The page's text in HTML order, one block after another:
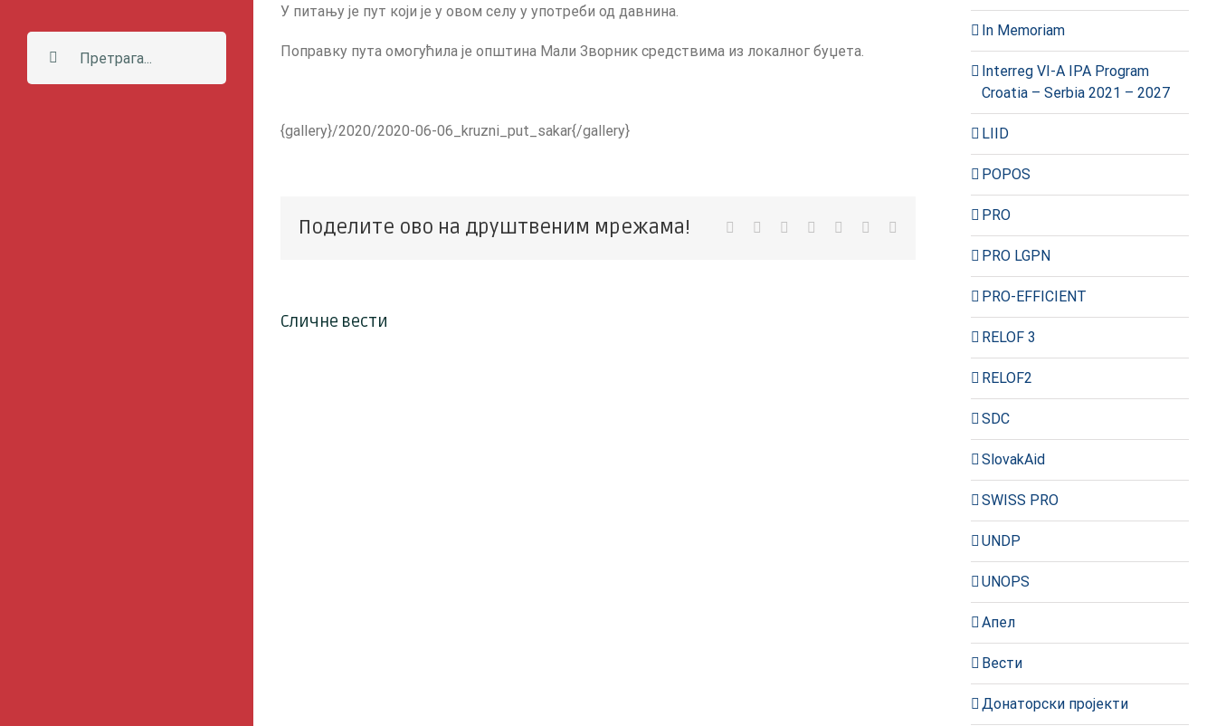
Претрага:
У питању је пут који је у овом селу у употреби од давнина.
Поправку пута омогућила је општина Мали Зворник средствима из локалног буџета.
{gallery}/2020/2020-06-06_kruzni_put_sakar{/gallery}
Поделите ово на друштвеним мрежама! Facebook
TwitterLinkedInWhatsAppPinterest
Сличне вести
In Memoriam
Interreg VI-A IPA Program
Croatia – Serbia 2021 – 2027
LIID
POPOS
PRO
PRO LGPN
PRO-EFFICIENT
RELOF 3
RELOF2
SDC
SlovakAid
SWISS PRO
UNDP
UNOPS
Апел
Вести
Донаторски пројекти